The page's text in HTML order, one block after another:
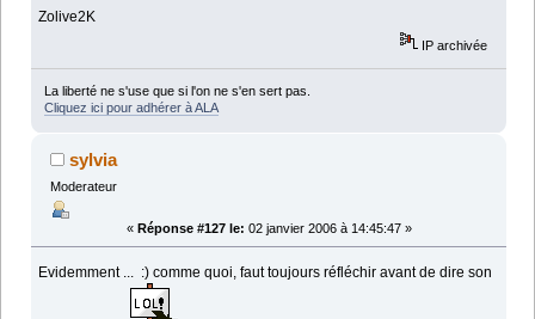
Zolive2K
IP archivée
La liberté ne s'use que si l'on ne s'en sert pas.
Cliquez ici pour adhérer à ALA
sylvia
Moderateur
« Réponse #127 le: 02 janvier 2006 à 14:45:47 »
Evidemment ... :) comme quoi, faut toujours réfléchir avant de dire son